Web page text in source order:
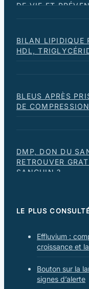
DE VIE ET
BILAN LIPIDIQUE
HDL,
BLEUS APRÈS
DE
DMP, DON DU
RETROUVER
SANGUIN ?
LE PLUS
Effluvium :
croissance et
Bouton sur la
signes d’alerte